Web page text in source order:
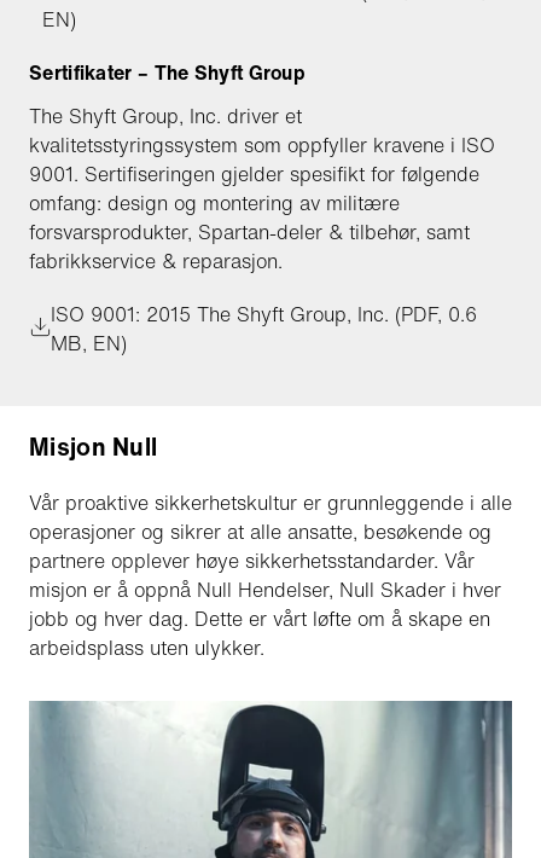
EN)
Sertifikater – The Shyft Group
The Shyft Group, Inc. driver et
kvalitetsstyringssystem som oppfyller kravene i ISO
9001. Sertifiseringen gjelder spesifikt for følgende
omfang: design og montering av militære
forsvarsprodukter, Spartan-deler & tilbehør, samt
fabrikkservice & reparasjon.
ISO 9001: 2015 The Shyft Group, Inc. (PDF, 0.6
MB, EN)
Misjon Null
Vår proaktive sikkerhetskultur er grunnleggende i alle
operasjoner og sikrer at alle ansatte, besøkende og
partnere opplever høye sikkerhetsstandarder. Vår
misjon er å oppnå Null Hendelser, Null Skader i hver
jobb og hver dag. Dette er vårt løfte om å skape en
arbeidsplass uten ulykker.